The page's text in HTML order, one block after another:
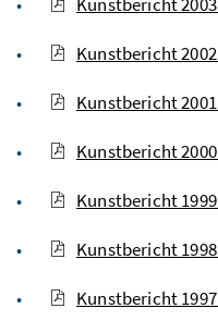
Kunstbericht 2002
Kunstbericht 2001
Kunstbericht 2000
Kunstbericht 1999
Kunstbericht 1998
Kunstbericht 1997